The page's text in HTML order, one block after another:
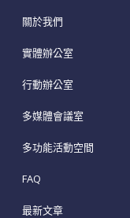
關於我們
實體辦公室
行動辦公室
多媒體會議室
多功能活動空間
FAQ
最新文章